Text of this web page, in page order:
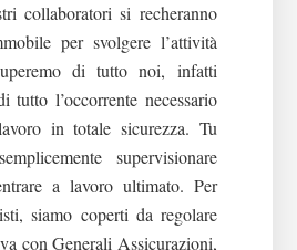
collaboratori si recheranno
per svolgere l’attività
di tutto noi, infatti
tutto l’occorrente necessario
in totale sicurezza. Tu
supervisionare
a lavoro ultimato. Per
siamo coperti da regolare
con Generali Assicurazioni,